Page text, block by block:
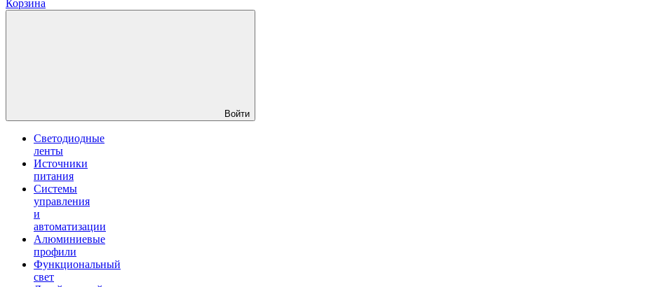
Корзина
Войти
Светодиодные
ленты
Источники
питания
Системы
управления
и
автоматизации
Алюминиевые
профили
Функциональный
свет